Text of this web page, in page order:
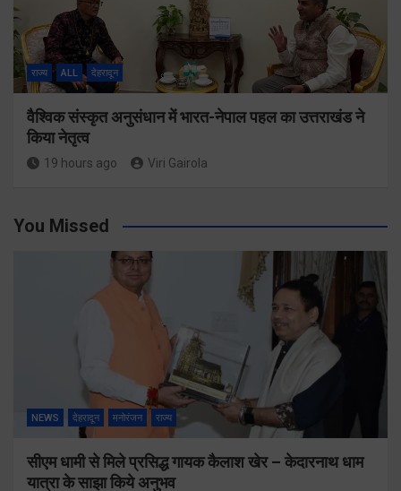
राज्य ALL देहरादून
वैश्विक संस्कृत अनुसंधान में भारत-नेपाल पहल का उत्तराखंड ने
किया नेतृत्व
19 hours ago Viri Gairola
You Missed
NEWS देहरादून मनोरंजन राज्य
सीएम धामी से मिले प्रसिद्ध गायक कैलाश खेर – केदारनाथ धाम
यात्रा के साझा किये अनुभव